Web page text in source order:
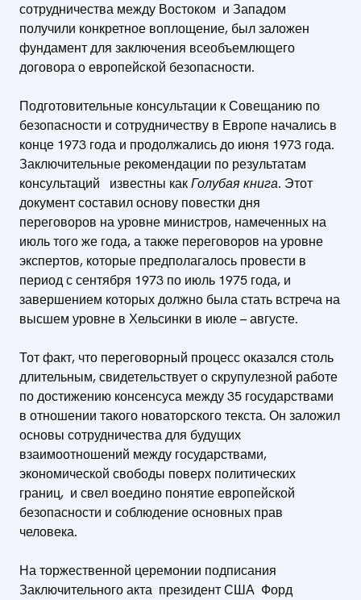
сотрудничества между Востоком и Западом
получили конкретное воплощение, был заложен
фундамент для заключения всеобъемлющего
договора о европейской безопасности.
Подготовительные консультации к Совещанию по
безопасности и сотрудничеству в Европе начались в
конце 1973 года и продолжались до июня 1973 года.
Заключительные рекомендации по результатам
консультаций известны какГолубая книга. Этот
документ составил основу повестки дня
переговоров на уровне министров, намеченных на
июль того же года, а также переговоров на уровне
экспертов, которые предполагалось провести в
период с сентября 1973 по июль 1975 года, и
завершением которых должно была стать встреча на
высшем уровне в Хельсинки в июле – августе.
Тот факт, что переговорный процесс оказался столь
длительным, свидетельствует о скрупулезной работе
по достижению консенсуса между 35 государствами
в отношении такого новаторского текста. Он заложил
основы сотрудничества для будущих
взаимоотношений между государствами,
экономической свободы поверх политических
границ, и свел воедино понятие европейской
безопасности и соблюдение основных прав
человека.
На торжественной церемонии подписания
Заключительного акта президент США Форд